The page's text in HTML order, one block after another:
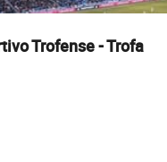
Trofense - Trofa